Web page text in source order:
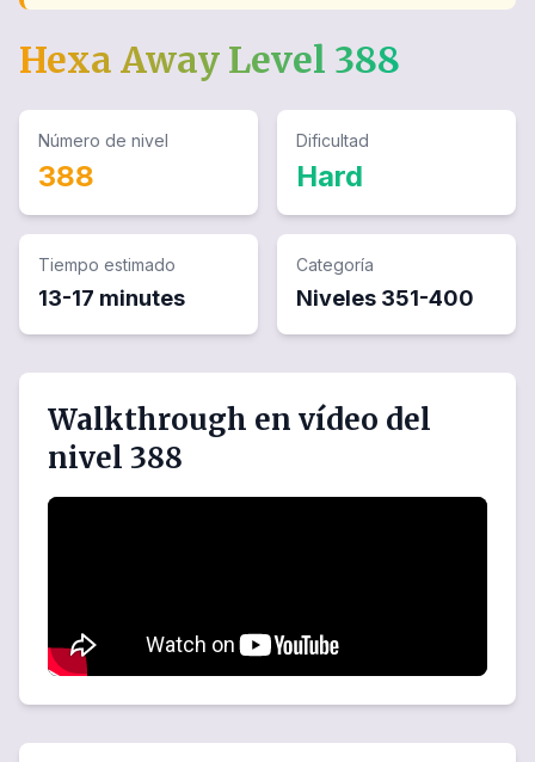
Hexa Away Level 388
Número de nivel
388
Dificultad
Hard
Tiempo estimado
13-17 minutes
Categoría
Niveles 351-400
Walkthrough en vídeo del
nivel 388